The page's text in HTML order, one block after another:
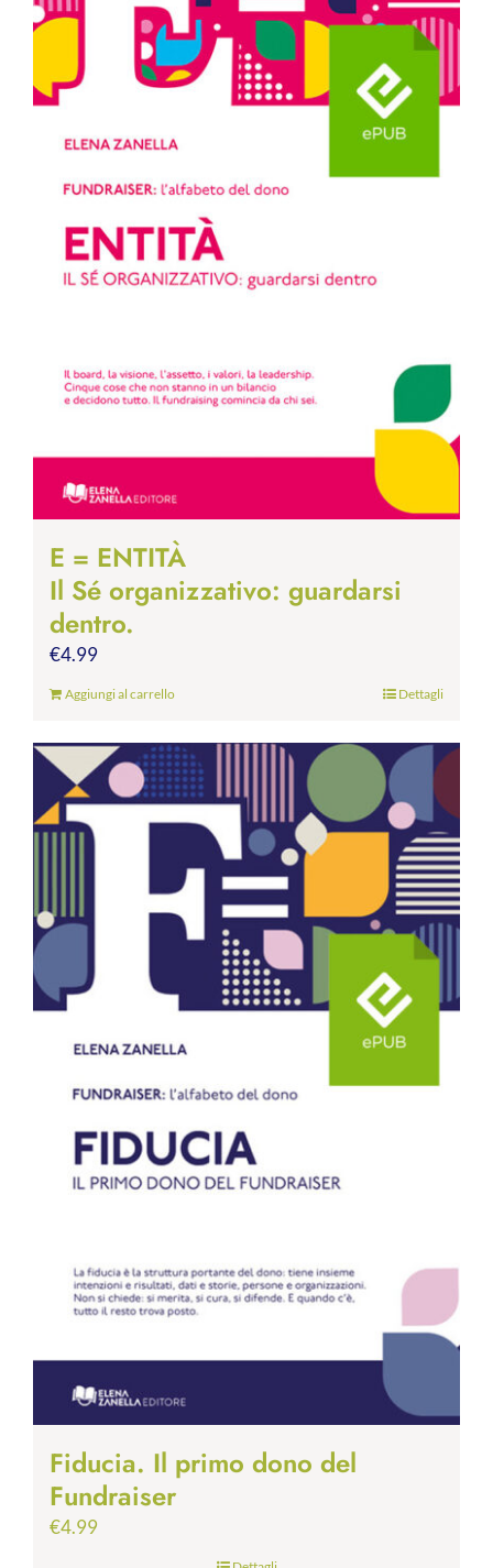
E = ENTITÀ
Il Sé organizzativo: guardarsi
dentro.
€4.99
Aggiungi al carrello Dettagli
Fiducia. Il primo dono del
Fundraiser
€4.99